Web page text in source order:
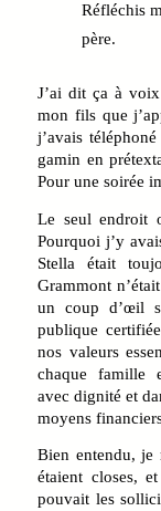
Réfléchis
père.
J’ai dit ça à voix
mon fils que
j’avais
gamin en
Pour une soirée
Le seul endroit
Pourquoi j’y
Stella était
Grammont
un coup d’œil
publique
nos valeurs
chaque famille
avec dignité et
moyens
Bien entendu, je
étaient closes,
pouvait les